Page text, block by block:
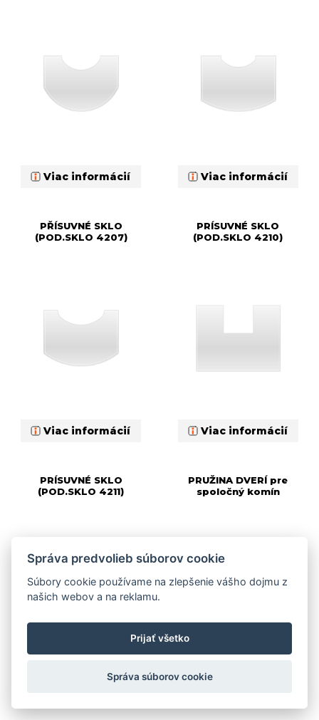
Viac informácií Viac informácií
PŘÍSUVNÉ SKLO
(POD.SKLO 4207)
Viac informácií
PRÍSUVNÉ SKLO
(POD.SKLO 4210)
Viac informácií
PRÍSUVNÉ SKLO
(POD.SKLO 4211)
Viac informácií
PRUŽINA DVERÍ pre
spoločný komín
Správa predvolieb súborov cookie
Súbory cookie používame na zlepšenie vášho dojmu z
našich webov a na reklamu.
Prijať všetko
Správa súborov cookie